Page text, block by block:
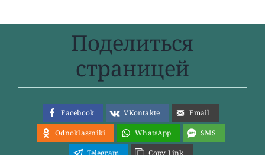
Поделиться
страницей
Facebook VKontakte
Email
Odnoklassniki
WhatsApp
SMS